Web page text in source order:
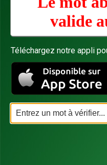
valide
Téléchargez notre appli